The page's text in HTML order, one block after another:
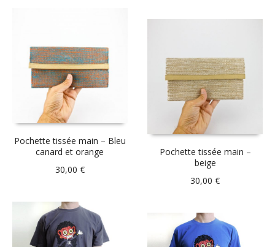
Pochette tissée main – Bleu
canard et orange
30,00 €
Pochette tissée main –
beige
30,00€